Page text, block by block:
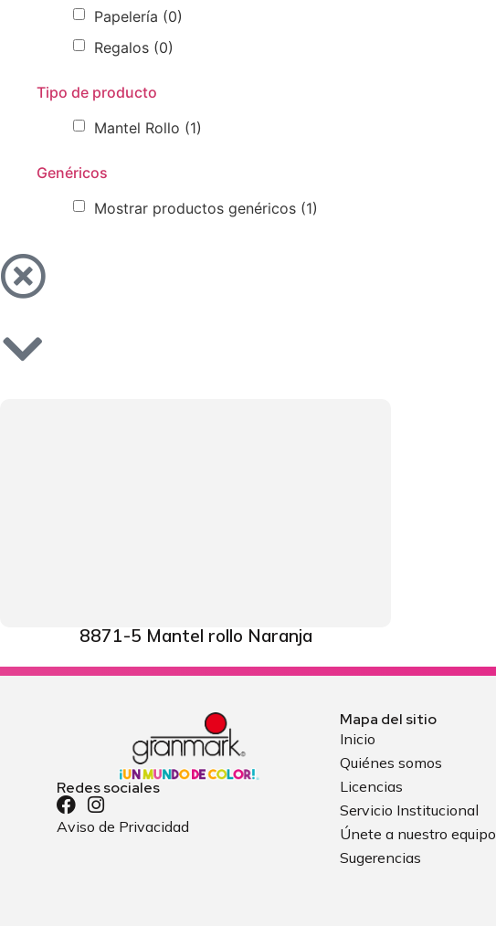
Papelería (0)
Regalos (0)
Tipo de producto
Mantel Rollo (1)
Genéricos
Mostrar productos genéricos (1)
8871-5 Mantel rollo Naranja
Redes sociales
Aviso de Privacidad
Mapa del sitio
Inicio
Quiénes somos
Licencias
Servicio Institucional
Únete a nuestro equipo
Sugerencias